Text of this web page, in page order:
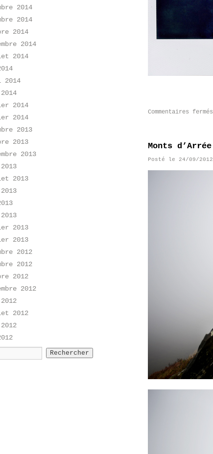
2014
2014
2014
2014
2014
2014
2014
2013
2013
2013
2013
2013
2013
2012
2012
2012
2012
2012
Commentaires fermés
Monts d’Arrée
Posté le 24/09/2012